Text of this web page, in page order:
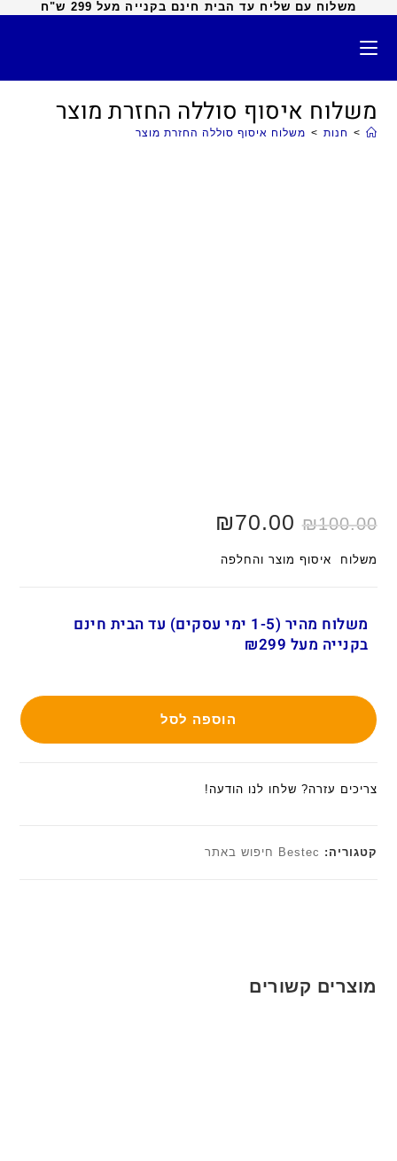
משלוח עם שליח עד הבית חינם בקנייה מעל 299 ש"ח
משלוח איסוף סוללה החזרת מוצר
> חנות > משלוח איסוף סוללה החזרת מוצר
₪100.00
המחיר
המקורי
₪100.00.
₪70.00
משלוח איסוף מוצר והחלפה
משלוח מהיר (1-5 ימי עסקים) עד הבית חינם
בקנייה מעל ₪299
הוספה לסל
צריכים עזרה? שלחו לנו הודעה!
קטגוריה: Bestec חיפוש באתר
מוצרים קשורים